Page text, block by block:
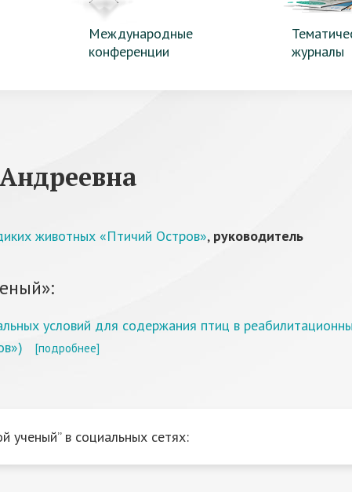
Международные
конференции
журналы
животных «Птичий Остров», руководитель
условий для содержания птиц в
[подробнее]
ученый” в социальных сетях: